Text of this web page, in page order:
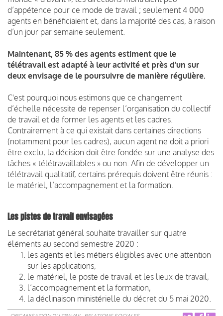
d’appétence pour ce mode de travail ; seulement 4 000
agents en bénéficiaient et, dans la majorité des cas, à raison
d’un jour par semaine seulement.
Maintenant, 85 % des agents estiment que le
télétravail est adapté à leur activité et près d’un sur
deux envisage de le poursuivre de manière régulière.
C'est pourquoi nous estimons que ce changement
d’échelle nécessite de repenser l’organisation du collectif
de travail et de former les agents et les cadres.
Contrairement à ce qui existait dans certaines directions
(notamment pour les cadres), aucun agent ne doit a priori
être exclu, la décision doit être fondée sur une analyse des
tâches « télétravaillables » ou non. Afin de développer un
télétravail qualitatif, certains prérequis doivent être réunis :
le matériel, l’accompagnement et la formation.
Les pistes de travail envisagées
Le secrétariat général souhaite travailler sur quatre
éléments au second semestre 2020 :
les agents et les métiers éligibles avec une attention
sur les applications,
le matériel, le poste de travail et les lieux de travail,
l’accompagnement et la formation,
la déclinaison ministérielle du décret du 5 mai 2020.